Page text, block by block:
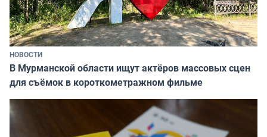
НОВОСТИ
В Мурманской области ищут актёров массовых сцен
для съёмок в короткометражном фильме